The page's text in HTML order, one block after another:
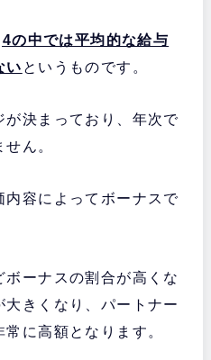
の中では平均的な給与
い というものです。
決まっており、年次で
ん。
内容によってボーナスで
ーナスの割合が高くな
大きくなり、パートナー
に高額となります。